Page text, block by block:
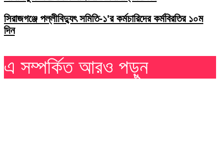
সিরাজগঞ্জে পল্লীবিদ্যুৎ সমিতি-১'র কর্মচারিদের কর্মবিরতির ১০ম
দিন
এ সম্পর্কিত আরও পড়ুন